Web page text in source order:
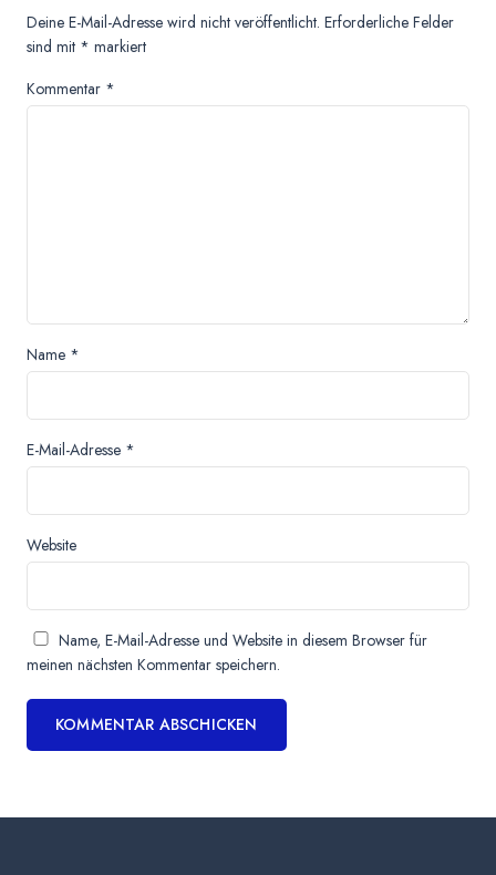
Deine E-Mail-Adresse wird nicht veröffentlicht. Erforderliche Felder
sind mit * markiert
Kommentar *
Name *
E-Mail-Adresse *
Website
Name, E-Mail-Adresse und Website in diesem Browser für
meinen nächsten Kommentar speichern.